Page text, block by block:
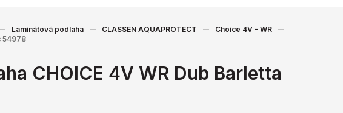
Laminátová podlaha CLASSEN AQUAPROTECT
Choice 4V - WR
54978
CHOICE 4V WR Dub Barletta